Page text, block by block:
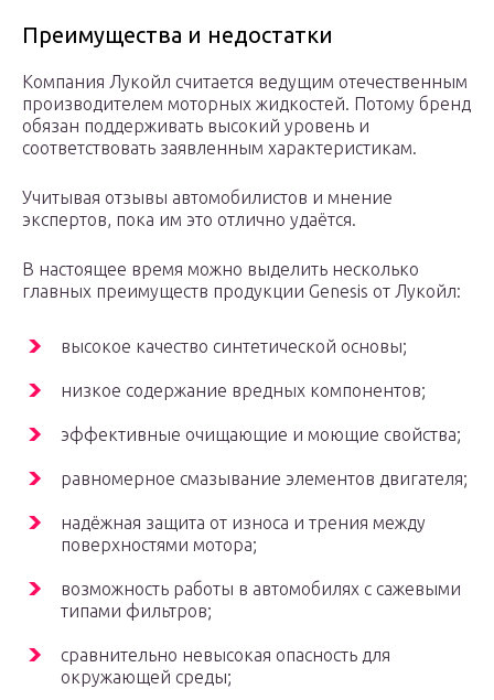
Преимущества и недостатки
Компания Лукойл считается ведущим отечественным
производителем моторных жидкостей. Потому бренд
обязан поддерживать высокий уровень и
соответствовать заявленным характеристикам.
Учитывая отзывы автомобилистов и мнение
экспертов, пока им это отлично удаётся.
В настоящее время можно выделить несколько
главных преимуществ продукции Genesis от Лукойл:
высокое качество синтетической основы;
низкое содержание вредных компонентов;
эффективные очищающие и моющие свойства;
равномерное смазывание элементов двигателя;
надёжная защита от износа и трения между
поверхностями мотора;
возможность работы в автомобилях с сажевыми
типами фильтров;
сравнительно невысокая опасность для
окружающей среды;